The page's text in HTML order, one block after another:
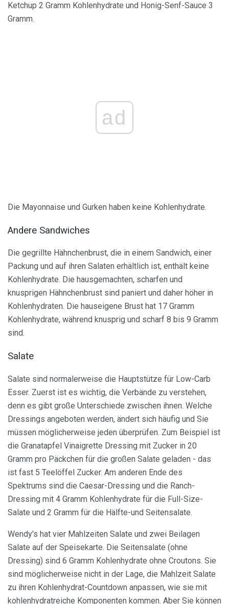
Ketchup 2 Gramm Kohlenhydrate und Honig-Senf-Sauce 3
Gramm.
ad
Die Mayonnaise und Gurken haben keine Kohlenhydrate.
Andere Sandwiches
Die gegrillte Hähnchenbrust, die in einem Sandwich, einer
Packung und auf ihren Salaten erhältlich ist, enthält keine
Kohlenhydrate. Die hausgemachten, scharfen und
knusprigen Hähnchenbrust sind paniert und daher höher in
Kohlenhydraten. Die hauseigene Brust hat 17 Gramm
Kohlenhydrate, während knusprig und scharf 8 bis 9 Gramm
sind.
Salate
Salate sind normalerweise die Hauptstütze für Low-Carb
Esser. Zuerst ist es wichtig, die Verbände zu verstehen,
denn es gibt große Unterschiede zwischen ihnen. Welche
Dressings angeboten werden, ändert sich häufig und Sie
müssen möglicherweise jeden überprüfen. Zum Beispiel ist
die Granatapfel Vinaigrette Dressing mit Zucker in 20
Gramm pro Päckchen für die großen Salate geladen - das
ist fast 5 Teelöffel Zucker. Am anderen Ende des
Spektrums sind die Caesar-Dressing und die Ranch-
Dressing mit 4 Gramm Kohlenhydrate für die Full-Size-
Salate und 2 Gramm für die Hälfte-und Seitensalate.
Wendy's hat vier Mahlzeiten Salate und zwei Beilagen
Salate auf der Speisekarte. Die Seitensalate (ohne
Dressing) sind 6 Gramm Kohlenhydrate ohne Croutons. Sie
sind möglicherweise nicht in der Lage, die Mahlzeit Salate
zu ihren Kohlenhydrat-Countdown anpassen, wie sie mit
kohlenhydratreiche Komponenten kommen. Aber Sie können